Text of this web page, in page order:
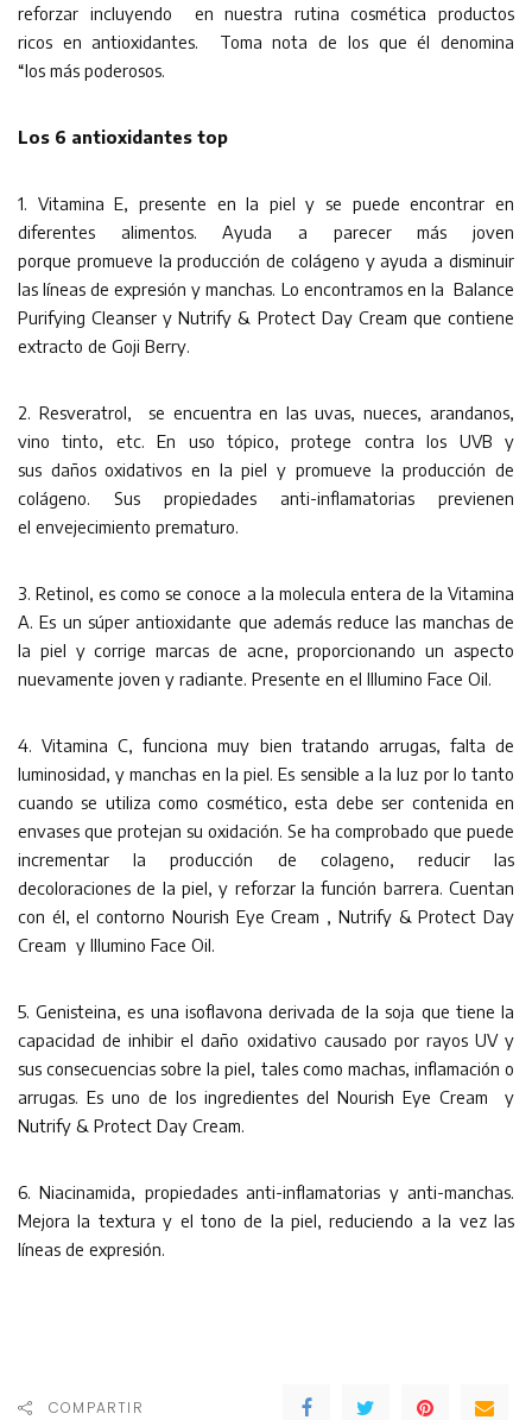
reforzar incluyendo en nuestra rutina cosmética productos
ricos en antioxidantes. Toma nota de los que él denomina
“los más poderosos.
Los 6 antioxidantes top
1. Vitamina E, presente en la piel y se puede encontrar en
diferentes alimentos. Ayuda a parecer más joven
porque promueve la producción de colágeno y ayuda a disminuir
las líneas de expresión y manchas. Lo encontramos en la Balance
Purifying Cleanser y Nutrify & Protect Day Cream que contiene
extracto de Goji Berry.
2. Resveratrol, se encuentra en las uvas, nueces, arandanos,
vino tinto, etc. En uso tópico, protege contra los UVB y
sus daños oxidativos en la piel y promueve la producción de
colágeno. Sus propiedades anti-inflamatorias previenen
el envejecimiento prematuro.
3. Retinol, es como se conoce a la molecula entera de la Vitamina
A. Es un súper antioxidante que además reduce las manchas de
la piel y corrige marcas de acne, proporcionando un aspecto
nuevamente joven y radiante. Presente en el Illumino Face Oil.
4. Vitamina C, funciona muy bien tratando arrugas, falta de
luminosidad, y manchas en la piel. Es sensible a la luz por lo tanto
cuando se utiliza como cosmético, esta debe ser contenida en
envases que protejan su oxidación. Se ha comprobado que puede
incrementar la producción de colageno, reducir las
decoloraciones de la piel, y reforzar la función barrera. Cuentan
con él, el contorno Nourish Eye Cream , Nutrify & Protect Day
Cream y Illumino Face Oil.
5. Genisteina, es una isoflavona derivada de la soja que tiene la
capacidad de inhibir el daño oxidativo causado por rayos UV y
sus consecuencias sobre la piel, tales como machas, inflamación o
arrugas. Es uno de los ingredientes del Nourish Eye Cream y
Nutrify & Protect Day Cream.
6. Niacinamida, propiedades anti-inflamatorias y anti-manchas.
Mejora la textura y el tono de la piel, reduciendo a la vez las
líneas de expresión.
COMPARTIR